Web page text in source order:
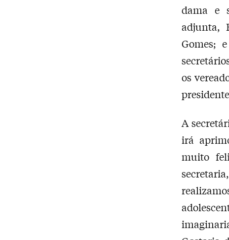
dama e
adjunta,
Gomes;
os
A
irá
muito